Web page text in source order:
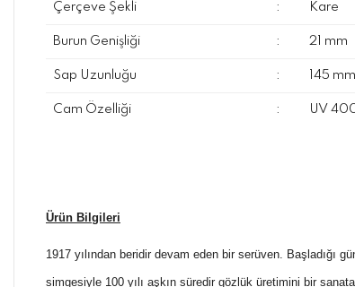
Çerçeve Şekli : Kare
Burun Genişliği : 21 mm
Sap Uzunluğu : 145 mm
Cam Özelliği : UV
Ürün Bilgileri
1917 yılından beridir devam eden bir serüven.
simgesiyle 100 yılı aşkın süredir gözlük üretimini bir